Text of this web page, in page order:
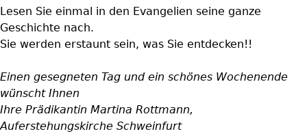
Lesen Sie einmal in den Evangelien seine ganze
Geschichte nach.
Sie werden erstaunt sein, was Sie entdecken!!
Einen gesegneten Tag und ein schönes Wochenende
wünscht Ihnen
Ihre Prädikantin Martina Rottmann,
Auferstehungskirche Schweinfurt